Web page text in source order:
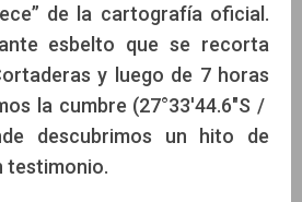
de la cartografía oficial.
esbelto que se recorta
y luego de 7 horas
la cumbre (27°33'44.6"S /
descubrimos un hito de
testimonio.